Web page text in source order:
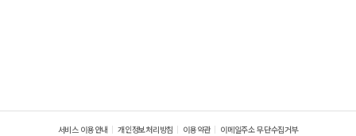
서비스 이용안내 개인정보처리방침 이용약관 이메일주소 무단수집거부